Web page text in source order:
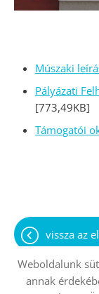
Múszaki
Pályázati
[773,49KB]
Támogatói
vissza az
Weboldalunk
annak